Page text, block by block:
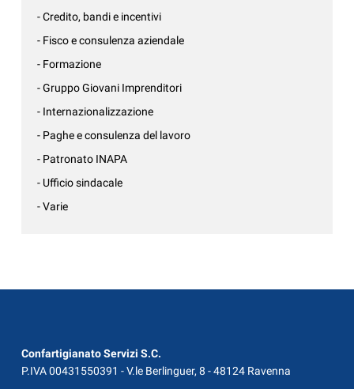
- Credito, bandi e incentivi
- Fisco e consulenza aziendale
- Formazione
- Gruppo Giovani Imprenditori
- Internazionalizzazione
- Paghe e consulenza del lavoro
- Patronato INAPA
- Ufficio sindacale
- Varie
Confartigianato Servizi S.C.
P.IVA 00431550391 - V.le Berlinguer, 8 - 48124 Ravenna